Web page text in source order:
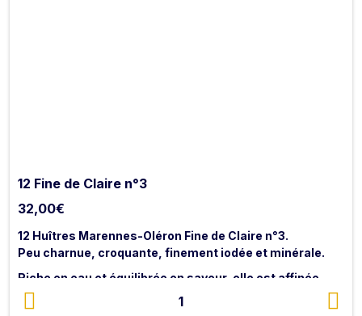
12 Fine de Claire n°3
32,00€
12 Huîtres Marennes-Oléron Fine de Claire n°3.
Peu charnue, croquante, finement iodée et minérale.
Riche en eau et équilibrée en saveur, elle est affinée
dans les claires du bassin de Marennes Oléron.
1